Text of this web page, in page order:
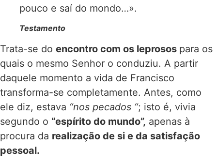
pouco e saí do mondo…».
Testamento
Trata-se do encontro com os leprosos para os
quais o mesmo Senhor o conduziu. A partir
daquele momento a vida de Francisco
transforma-se completamente. Antes, como
ele diz, estava “nos pecados “; isto é, vivia
segundo o “espírito do mundo”, apenas à
procura da realização de si e da satisfação
pessoal.